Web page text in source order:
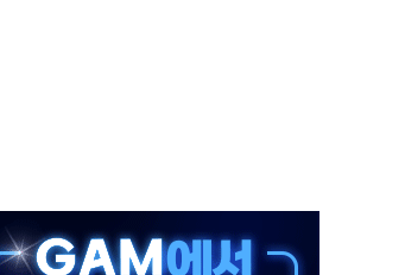
상대응기구 가동
산 규제 철폐
7명 고립…전원 구조
부 조사
성…체감온도 38도 넘으면 중단